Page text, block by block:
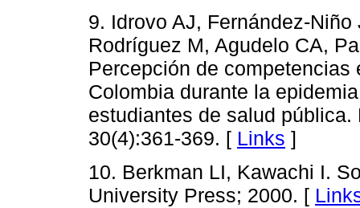
9. Idrovo AJ, Fernández-
Rodríguez M, Agudelo CA,
Percepción de
Colombia durante la
estudiantes de salud
30(4):361-369. [ Links ]
10. Berkman LI, Kawachi I.
University Press; 2000. [